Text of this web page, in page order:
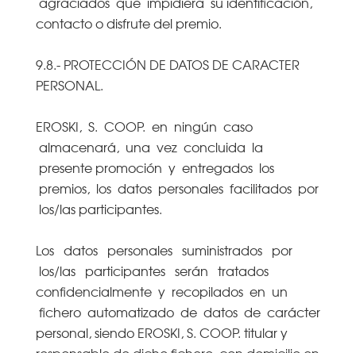
contacto o disfrute del premio.
9.8.- PROTECCIÓN DE DATOS DE CARACTER
PERSONAL.
EROSKI, S. COOP. en ningún caso
almacenará, una vez concluida la
presente promoción y entregados los
premios, los datos personales facilitados por
los/las participantes.
Los datos personales suministrados por
los/las participantes serán tratados
confidencialmente y recopilados en un
fichero automatizado de datos de carácter
personal, siendo EROSKI, S. COOP. titular y